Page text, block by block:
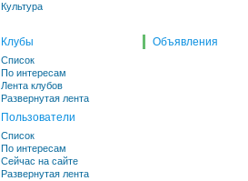
Культура
Клубы
Список
По интересам
Лента клубов
Развернутая лента
Пользователи
Список
По интересам
Сейчас на сайте
Развернутая лента
Объявления